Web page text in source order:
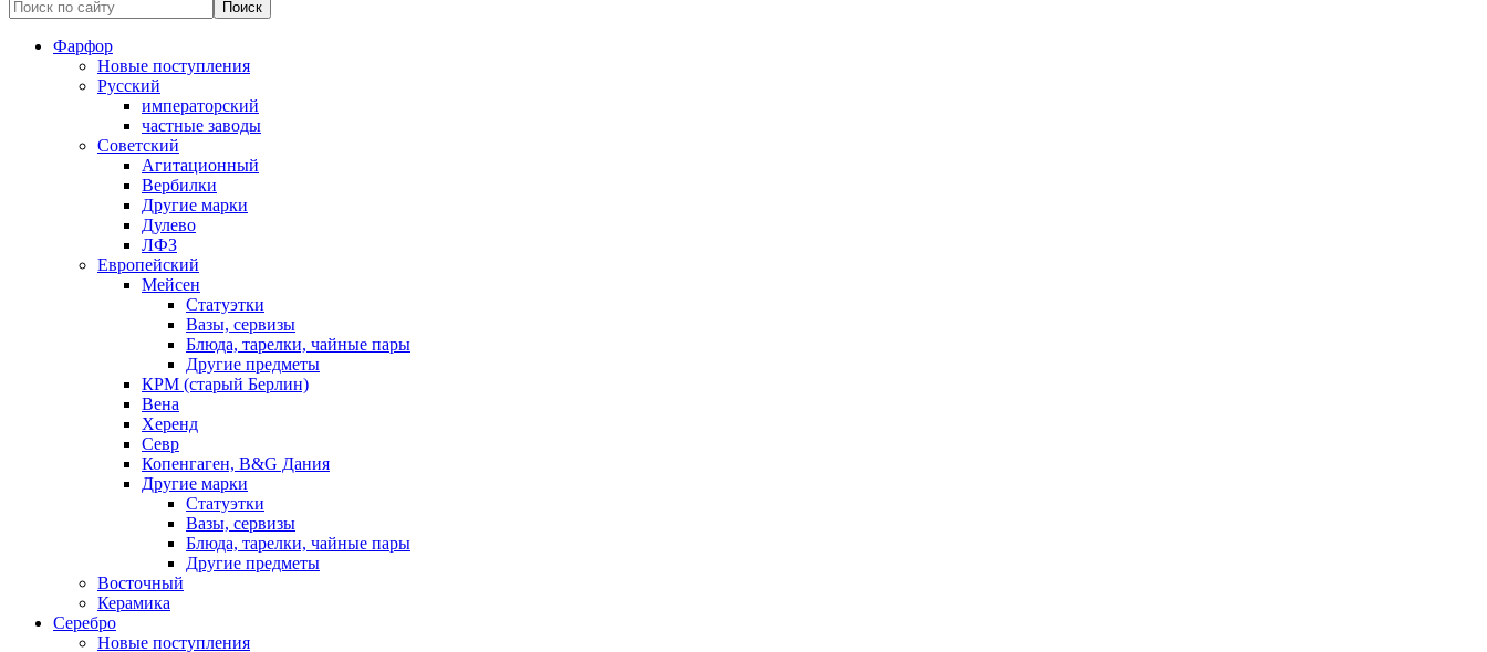
Фарфор
Новые поступления
Русский
императорский
частные заводы
Советский
Агитационный
Вербилки
Другие марки
Дулево
ЛФЗ
Европейский
Мейсен
Статуэтки
Вазы, сервизы
Блюда, тарелки, чайные пары
Другие предметы
КРМ (старый Берлин)
Вена
Херенд
Севр
Копенгаген, B&G Дания
Другие марки
Статуэтки
Вазы, сервизы
Блюда, тарелки, чайные пары
Другие предметы
Восточный
Керамика
Серебро
Новые поступления